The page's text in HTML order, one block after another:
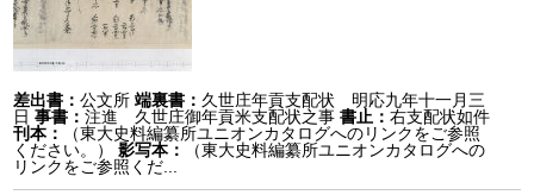
差出書：公文所 端裏書： 久世庄年貢支配状 明応九年十一月三
日 事書：注進 久世庄御年貢米支配状之事 書止：右支配状如件
刊本：
（東大史料編纂所ユニオンカタログへのリンクをご参照
ください。）
影写本：
（東大史料編纂所ユニオンカタログへの
リンクをご参照くだ...